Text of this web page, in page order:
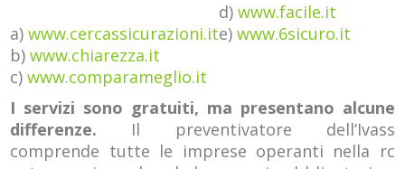
a) www.cercassicurazioni.it
b)www.chiarezza.it
c)www.comparameglio.it
d)www.facile.it
e)www.6sicuro.it
I servizi sono gratuiti, ma presentano alcune
differenze. Il preventivatore dell’Ivass
comprende tutte le imprese operanti nella rc